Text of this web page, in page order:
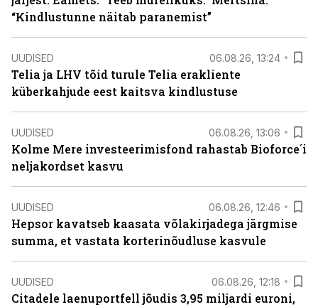
“Kindlustunne näitab paranemist”
UUDISED 06.08.26, 13:24
Telia ja LHV tõid turule Telia erakliente
küberkahjude eest kaitsva kindlustuse
UUDISED 06.08.26, 13:06
Kolme Mere investeerimisfond rahastab Bioforce´i
neljakordset kasvu
UUDISED 06.08.26, 12:46
Hepsor kavatseb kaasata võlakirjadega järgmise
summa, et vastata korterinõudluse kasvule
UUDISED 06.08.26, 12:18
Citadele laenuportfell jõudis 3,95 miljardi euroni,